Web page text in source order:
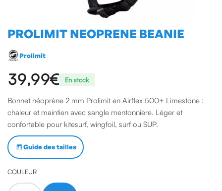
PROLIMIT NEOPRENE BEANIE
Prolimit
39,99€ En stock
Bonnet néoprène 2 mm Prolimit en Airflex 500+ Limestone :
chaleur et maintien avec sangle mentonnière. Léger et
confortable pour kitesurf, wingfoil, surf ou SUP.
Guide des tailles
COULEUR